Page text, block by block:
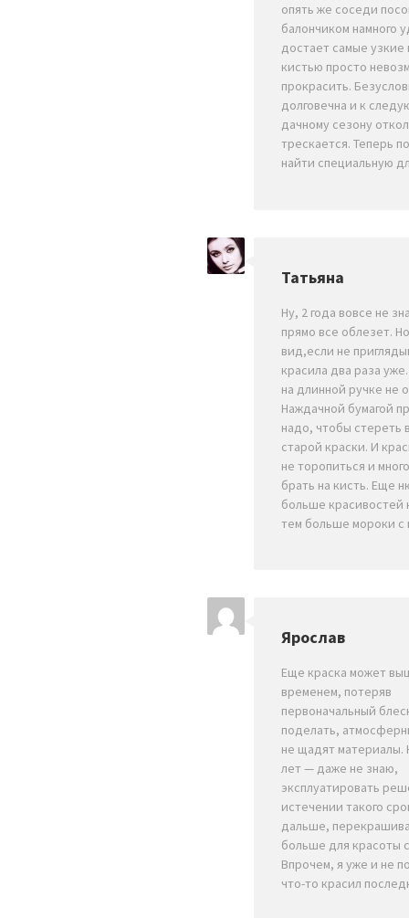
опять же соседи
балончиком намного
достает самые узкие
кистью просто
прокрасить.
долговечна и к
дачному сезону
трескается. Теперь
найти специальную
Татьяна
Ну, 2 года вовсе не
прямо все облезет.
вид,если не
красила два раза
на длинной ручке не
Наждачной бумагой
надо, чтобы стереть
старой краски. И
не торопиться и
брать на кисть. Еще
больше красивостей
тем больше мороки с
Ярослав
Еще краска может
временем, потеряв
первоначальный
поделать,
не щадят материалы.
лет — даже не знаю,
эксплуатировать
истечении такого
дальше,
больше для красоты
Впрочем, я уже и не
что-то красил